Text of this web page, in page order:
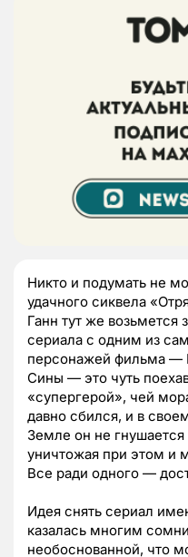
Никто и подумать не
удачного сиквела
Ганн тут же возьмется
сериала с одним из
персонажей фильма —
Сины — это чуть
«супергерой», чей
давно сбился, и в
Земле он не
уничтожая при этом и
Все ради одного —
Идея снять сериал
казалась многим
необоснованной, что